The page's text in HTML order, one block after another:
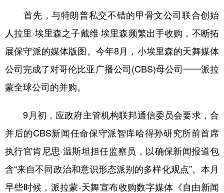
陕西 甘肃 青海 宁夏
新疆 内蒙古 黑龙江
多语种频道
English Español
Русский язык 日本語 한국어
Deutsch Português
首先，与特朗普私交不错的甲骨文公司联合创始
人拉里·埃里森之子戴维·埃里森频繁出手收购，不断拓
展保守派的媒体版图。今年8月，小埃里森的天舞媒体
公司完成了对哥伦比亚广播公司(CBS)母公司——派拉
蒙全球公司的并购。
9月初，应政府主管机构联邦通信委员会要求，合
并后的CBS新闻任命保守派智库哈得孙研究所前首席
执行官肯尼思·温斯坦担任监察员，以确保新闻报道包
含“来自不同政治和意识形态派别的多样化观点”。本月
早些时候，派拉蒙-天舞宣布收购数字媒体《自由新闻